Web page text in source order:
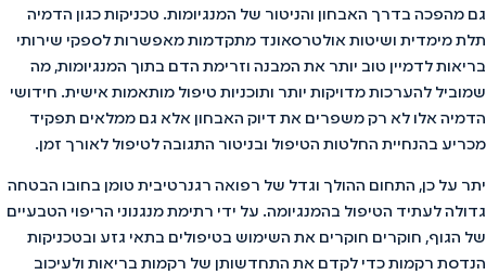
גם מהפכה בדרך האבחון והניטור של המנגיומות. טכניקות כגון הדמיה
תלת מימדית ושיטות אולטרסאונד מתקדמות מאפשרות לספקי שירותי
בריאות לדמיין טוב יותר את המבנה וזרימת הדם בתוך המנגיומות, מה
שמוביל להערכות מדויקות יותר ותוכניות טיפול מותאמות אישית. חידושי
הדמיה אלו לא רק משפרים את דיוק האבחון אלא גם ממלאים תפקיד
מכריע בהנחיית החלטות הטיפול ובניטור התגובה לטיפול לאורך זמן.
יתר על כן, התחום ההולך וגדל של רפואה רגנרטיבית טומן בחובו הבטחה
גדולה לעתיד הטיפול בהמנגיומה. על ידי רתימת מנגנוני הריפוי הטבעיים
של הגוף, חוקרים חוקרים את השימוש בטיפולים בתאי גזע ובטכניקות
הנדסת רקמות כדי לקדם את התחדשותן של רקמות בריאות ולעיכוב